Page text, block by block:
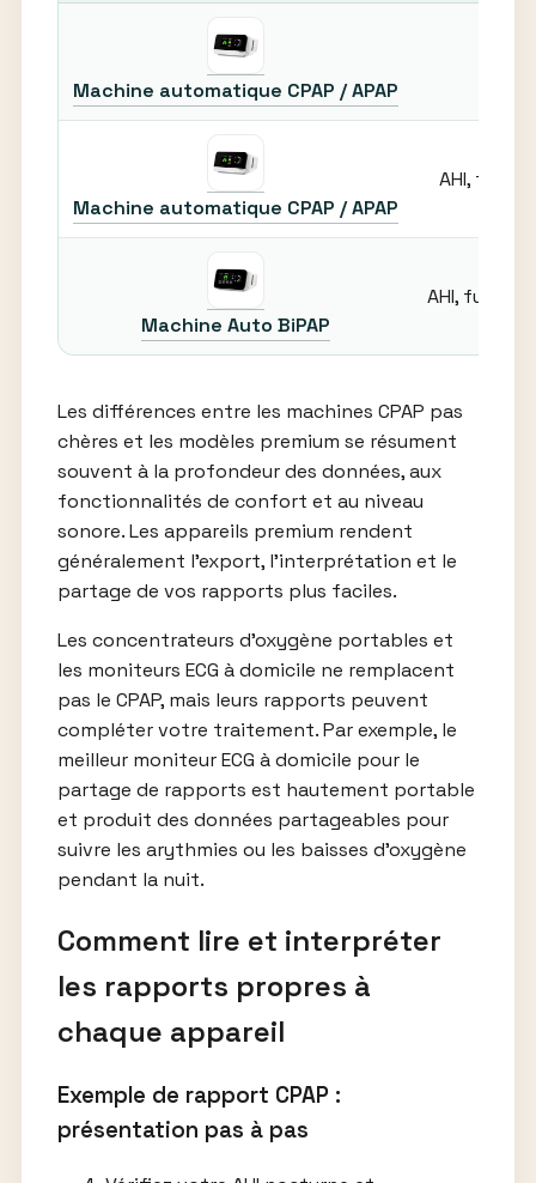
Machine automatique CPAP / APAP
Machine automatique CPAP / APAP
AHI,
Machine Auto BiPAP
AHI, fuite,
Les différences entre les machines CPAP pas
chères et les modèles premium se résument
souvent à la profondeur des données, aux
fonctionnalités de confort et au niveau
sonore. Les appareils premium rendent
généralement l’export, l’interprétation et le
partage de vos rapports plus faciles.
Les concentrateurs d’oxygène portables et
les moniteurs ECG à domicile ne remplacent
pas le CPAP, mais leurs rapports peuvent
compléter votre traitement. Par exemple, le
meilleur moniteur ECG à domicile pour le
partage de rapports est hautement portable
et produit des données partageables pour
suivre les arythmies ou les baisses d’oxygène
pendant la nuit.
Comment lire et interpréter
les rapports propres à
chaque appareil
Exemple de rapport CPAP :
présentation pas à pas